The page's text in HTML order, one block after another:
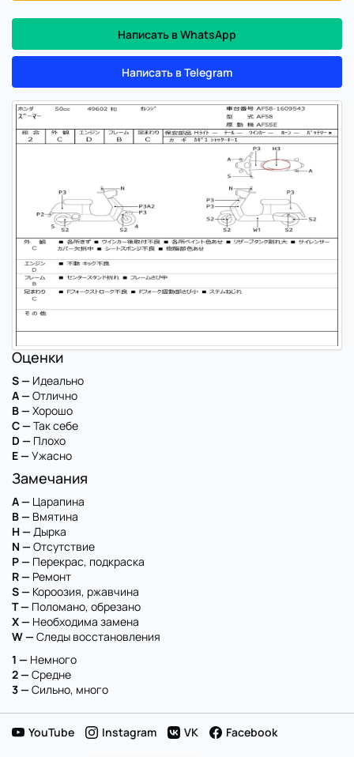
Написать в WhatsApp
Написать в Telegram
Оценки
S — Идеально
A — Отлично
B — Хорошо
C — Так себе
D — Плохо
E — Ужасно
Замечания
A — Царапина
B — Вмятина
H — Дырка
N — Отсутствие
P — Перекрас, подкраска
R — Ремонт
S — Короозия, ржавчина
T — Поломано, обрезано
X — Необходима замена
W — Следы восстановления
1 — Немного
2 — Средне
3 — Сильно, много
YouTube Instagram VK Facebook